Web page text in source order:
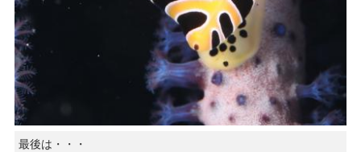
最後は・・・